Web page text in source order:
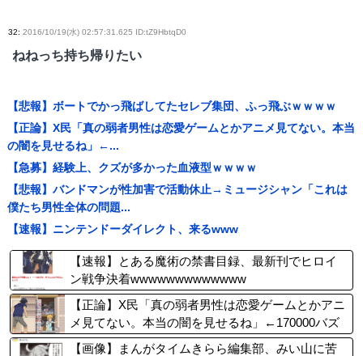
32: 2016/10/19(水) 02:57:31.625 ID:tZ9HbtqD0
ねねっち持ち帰りたい
【悲報】ボートでかっ飛ばしてたセレブ集団、ふっ飛ぶｗｗｗｗ
【正論】X民「真の弱者男性は恋愛ゲームとかアニメ見てない。本当
の闇を見せるね」←...
【急募】経験上、クズが多かった血液型ｗｗｗｗ
【悲報】バンドマンが性加害で活動休止→ミュージシャン「これは
僕たち男性全体の問題...
【速報】ニンテンドーダイレクト、来るwww
【速報】とある魔術の禁書目録、最新刊でヒロイ
ン戦争決着wwwwwwwwwwwww
【正論】X民「真の弱者男性は恋愛ゲームとかアニ
メ見てない。本当の闇を見せるね」←170000バズ
wwwwwww
【画像】まんがタイムきらら編集部、みい山に苦